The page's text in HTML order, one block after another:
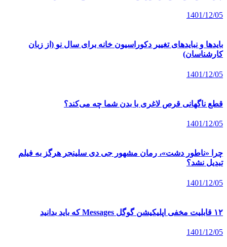
1401/12/05
بایدها و نبایدهای تغییر دکوراسیون خانه برای سال نو (از زبان
کارشناسان)
1401/12/05
قطع ناگهانی قرص لاغری با بدن شما چه می‌کند؟
1401/12/05
چرا «ناطور دشت»، رمان مشهور جی دی سلینجر هرگز به فیلم
تبدیل نشد؟
1401/12/05
۱۲ قابلیت مخفی اپلیکیشن گوگل Messages که باید بدانید
1401/12/05